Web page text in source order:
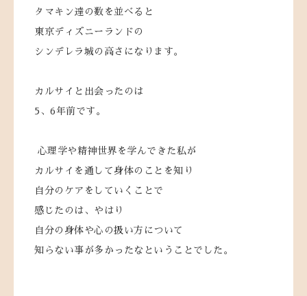
タマキン達の数を並べると
東京ディズニーランドの
シンデレラ城の高さになります。
カルサイと出会ったのは
5、6年前です。
心理学や精神世界を学んできた私が
カルサイを通して身体のことを知り
自分のケアをしていくことで
感じたのは、やはり
自分の身体や心の扱い方について
知らない事が多かったなということでした。